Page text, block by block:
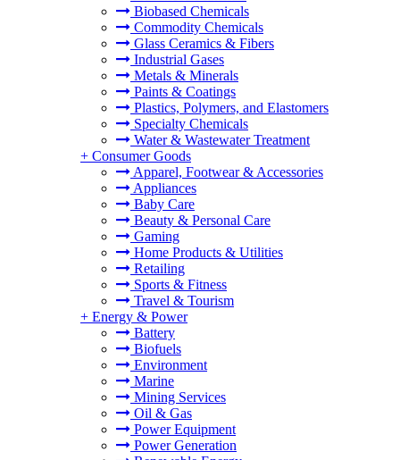
Biobased Chemicals
Commodity Chemicals
Glass Ceramics & Fibers
Industrial Gases
Metals & Minerals
Paints & Coatings
Plastics, Polymers, and Elastomers
Specialty Chemicals
Water & Wastewater Treatment
+ Consumer Goods
Apparel, Footwear & Accessories
Appliances
Baby Care
Beauty & Personal Care
Gaming
Home Products & Utilities
Retailing
Sports & Fitness
Travel & Tourism
+ Energy & Power
Battery
Biofuels
Environment
Marine
Mining Services
Oil & Gas
Power Equipment
Power Generation